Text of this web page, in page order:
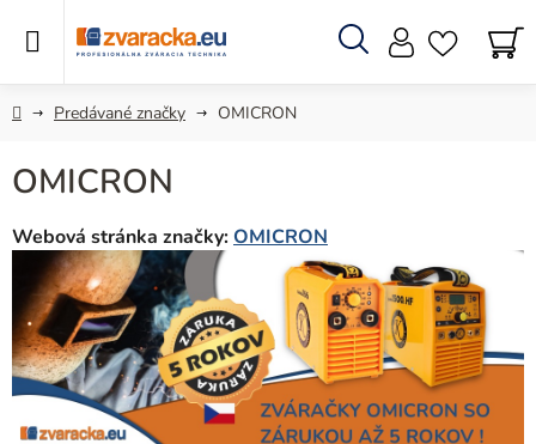
Hľadať
DomovPredávané značky OMICRON
OMICRON
Webová stránka značky:OMICRON